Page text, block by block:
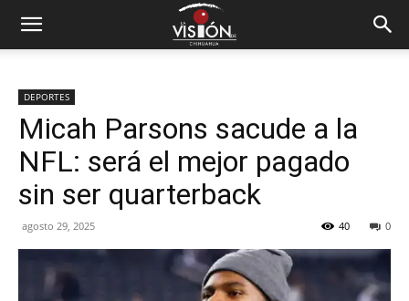
DEPORTES
Micah Parsons sacude a la
NFL: será el mejor pagado
sin ser quarterback
agosto 29, 2025 0
40